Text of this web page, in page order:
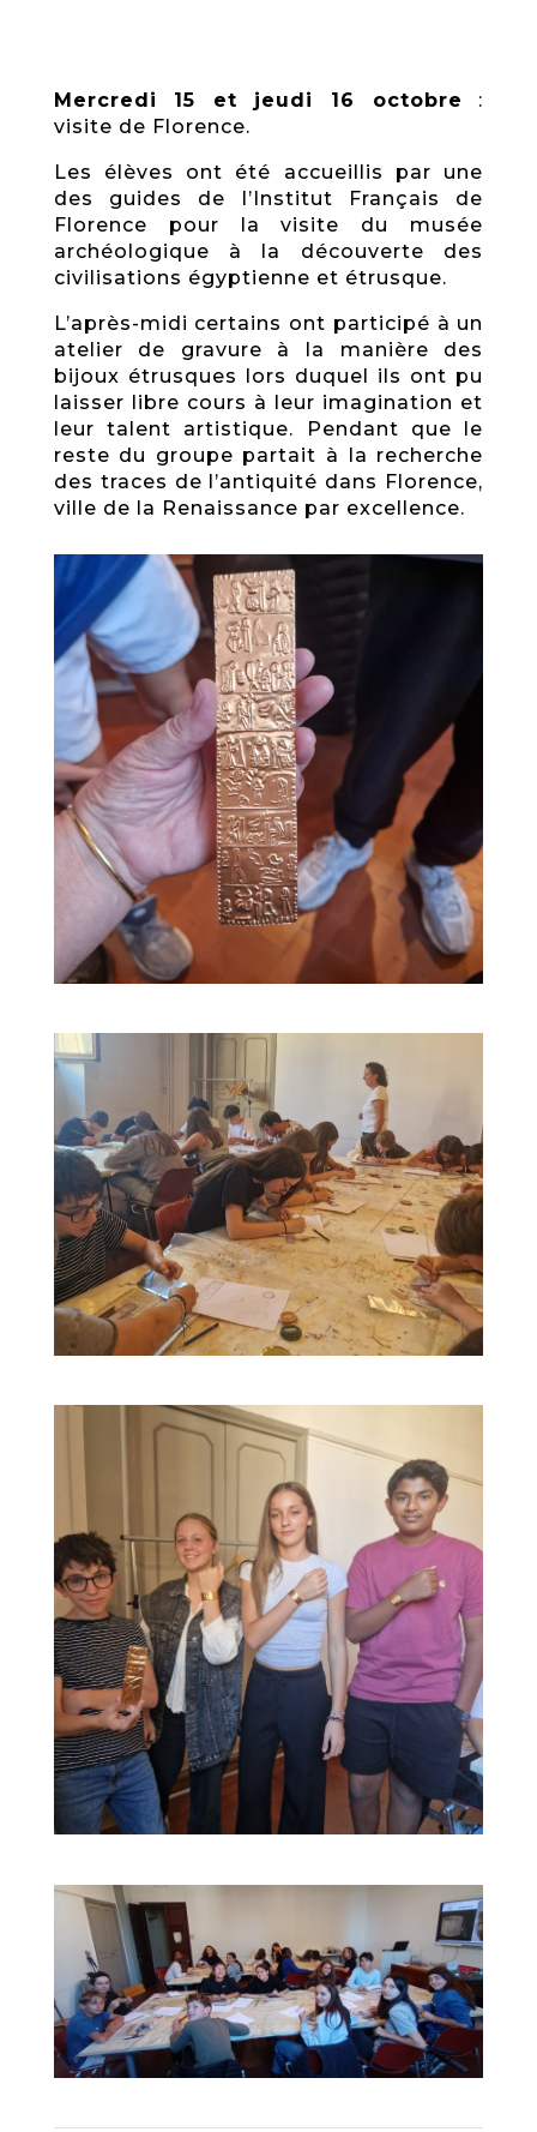
Mercredi 15 et jeudi 16 octobre :
visite de Florence.
Les élèves ont été accueillis par une
des guides de l’Institut Français de
Florence pour la visite du musée
archéologique à la découverte des
civilisations égyptienne et étrusque.
L’après-midi certains ont participé à un
atelier de gravure à la manière des
bijoux étrusques lors duquel ils ont pu
laisser libre cours à leur imagination et
leur talent artistique. Pendant que le
reste du groupe partait à la recherche
des traces de l’antiquité dans Florence,
ville de la Renaissance par excellence.